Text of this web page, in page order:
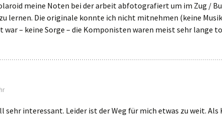
meine Noten bei der arbeit abfotografiert um im Zug /
lernen. Die originale konnte ich nicht mitnehmen (keine
war – keine Sorge – die Komponisten waren meist sehr lange
sehr interessant. Leider ist der Weg für mich etwas zu weit. Als